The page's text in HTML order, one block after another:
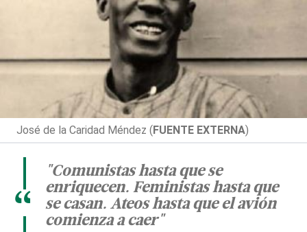
José de la Caridad Méndez (FUENTE EXTERNA)
"Comunistas hasta que se
enriquecen. Feministas hasta que
se casan. Ateos hasta que el avión
comienza a caer"
“